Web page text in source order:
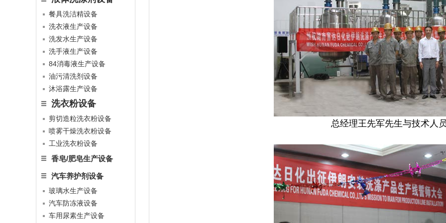
餐具洗洁精设备
洗衣液生产设备
洗发水生产设备
洗手液生产设备
84消毒液生产设备
油污清洗剂设备
沐浴露生产设备
洗衣粉设备
剪切造粒洗衣粉设备
喷雾干燥洗衣粉设备
工业洗衣粉设备
香皂/肥皂生产设备
汽车养护剂设备
玻璃水生产设备
汽车防冻液设备
车用尿素生产设备
总经理王先军先生与技术人